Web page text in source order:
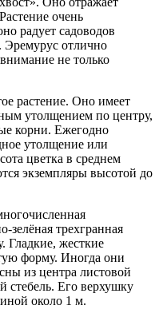
очень
радует садоводов
отлично
не только
растение. Оно имеет
утолщением по центру,
корни. Ежегодно
утолщение или
цветка в среднем
экземпляры высотой до
зелёная трехгранная
Гладкие, жесткие
форму. Иногда они
из центра листовой
стебель. Его верхушку
около 1 м.